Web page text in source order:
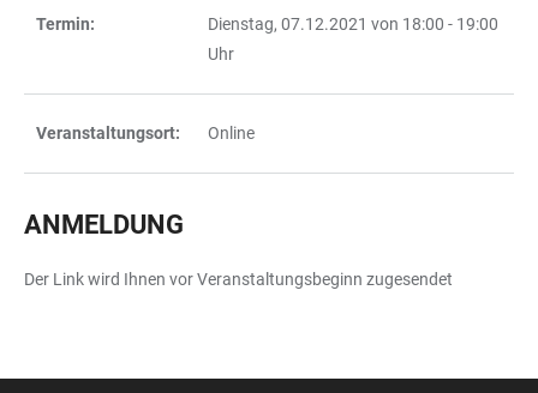
Termin:
Dienstag, 07.12.2021 von 18:00 - 19:00
Uhr
Veranstaltungsort: Online
ANMELDUNG
Der Link wird Ihnen vor Veranstaltungsbeginn zugesendet